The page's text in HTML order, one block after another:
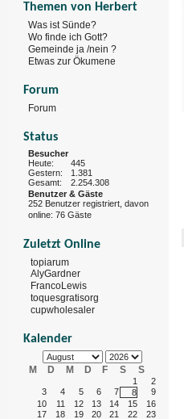
Themen von Herbert
Was ist Sünde?
Wo finde ich Gott?
Gemeinde ja /nein ?
Etwas zur Ökumene
Forum
Forum
Status
Besucher
Heute:
445
Gestern:
1.381
Gesamt:
2.254.308
Benutzer & Gäste
252 Benutzer registriert, davon
online: 76 Gäste
Zuletzt Online
topiarum
AlyGardner
FrancoLewis
toquesgratisorg
cupwholesaler
Kalender
M D M D F S S
1
2
3
4 5 6 7 8
9
10
11 12 13 14 15
16
17
18 19 20 21 22
23